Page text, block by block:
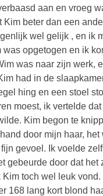
aan en vroeg
Kim beter dan een
wel gelijk , en ik
was opgetogen en ik
was naar zijn werk,
had in de
hing en een stoel
moest, ik vertelde
Kim begon te
door mijn haar, het
gevoel. Ik voelde
gebeurde door dat het
Kim toch wel leuk
168 lang kort blond